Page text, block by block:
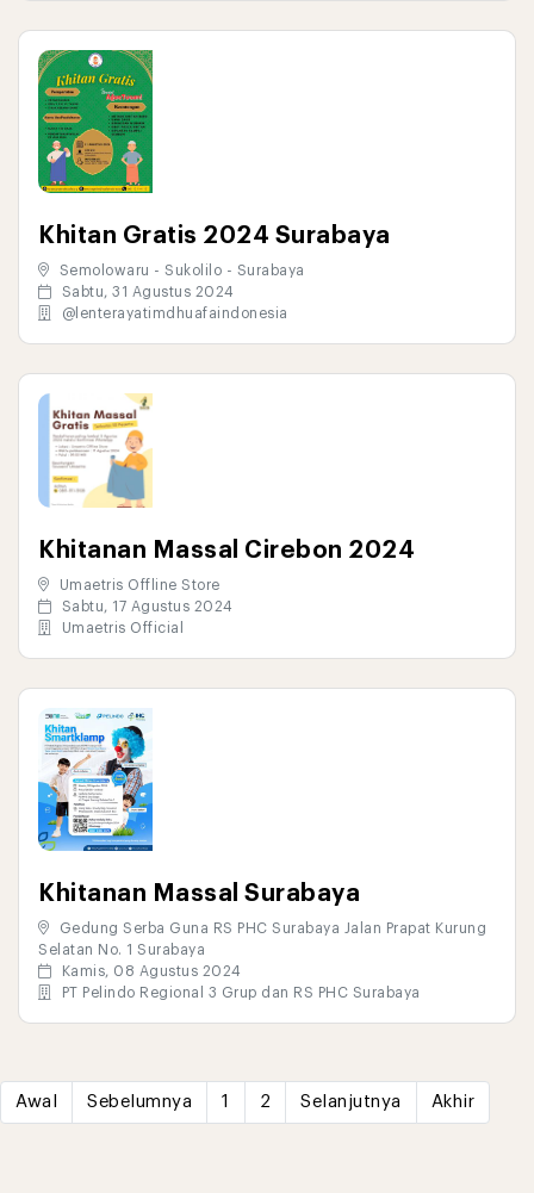
Khitan Gratis 2024 Surabaya
Semolowaru - Sukolilo - Surabaya
Sabtu, 31 Agustus 2024
@lenterayatimdhuafaindonesia
Khitanan Massal Cirebon 2024
Umaetris Offline Store
Sabtu, 17 Agustus 2024
Umaetris Official
Khitanan Massal Surabaya
Gedung Serba Guna RS PHC Surabaya Jalan Prapat Kurung
Selatan No. 1 Surabaya
Kamis, 08 Agustus 2024
PT Pelindo Regional 3 Grup dan RS PHC Surabaya
Awal Sebelumnya 1 2 Selanjutnya Akhir